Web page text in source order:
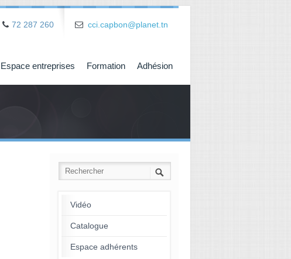
72 287 260 cci.capbon@planet.tn
Espace entreprises Formation Adhésion
Vidéo
Catalogue
Espace adhérents